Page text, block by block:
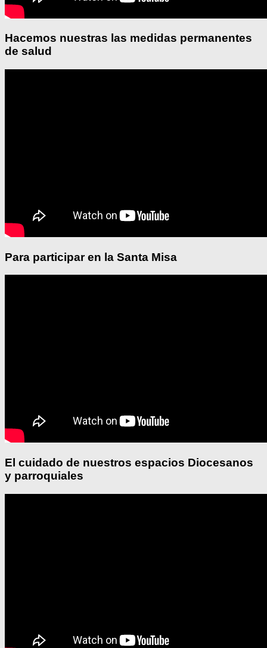
Hacemos nuestras las medidas permanentes
de salud
Para participar en la Santa Misa
El cuidado de nuestros espacios Diocesanos
y parroquiales